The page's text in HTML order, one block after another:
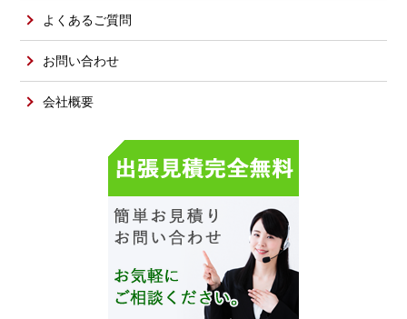
よくあるご質問
お問い合わせ
会社概要